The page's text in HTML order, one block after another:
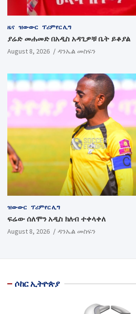
ዜና ዝውውር ፕሪምየር ሊግ
ያሬድ መሐመድ በአዲስ አዳጊዎቹ ቤት ይቆያል
August 8, 2026 ዳንኤል መስፍን
ዝውውር ፕሪምየር ሊግ
ፍሬው ሰለሞን አዲስ ክለብ ተቀላቀለ
August 8, 2026 ዳንኤል መስፍን
ሶከር ኢትዮጵያ